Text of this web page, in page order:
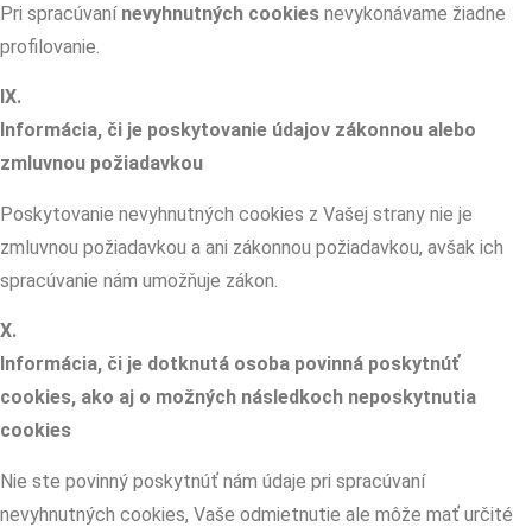
Pri spracúvaní nevyhnutných cookies nevykonávame žiadne
profilovanie.
IX.
Informácia, či je poskytovanie údajov zákonnou alebo
zmluvnou požiadavkou
Poskytovanie nevyhnutných cookies z Vašej strany nie je
zmluvnou požiadavkou a ani zákonnou požiadavkou, avšak ich
spracúvanie nám umožňuje zákon.
X.
Informácia, či je dotknutá osoba povinná poskytnúť
cookies, ako aj o možných následkoch neposkytnutia
cookies
Nie ste povinný poskytnúť nám údaje pri spracúvaní
nevyhnutných cookies, Vaše odmietnutie ale môže mať určité